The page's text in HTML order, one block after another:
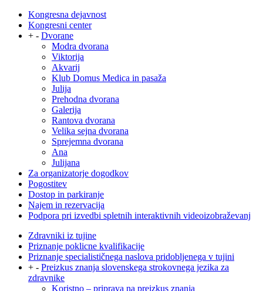
Kongresna dejavnost
Kongresni center
+ - Dvorane
Modra dvorana
Viktorija
Akvarij
Klub Domus Medica in pasaža
Julija
Prehodna dvorana
Galerija
Rantova dvorana
Velika sejna dvorana
Sprejemna dvorana
Ana
Julijana
Za organizatorje dogodkov
Pogostitev
Dostop in parkiranje
Najem in rezervacija
Podpora pri izvedbi spletnih interaktivnih videoizobraževanj
Zdravniki iz tujine
Priznanje poklicne kvalifikacije
Priznanje specialističnega naslova pridobljenega v tujini
+ - Preizkus znanja slovenskega strokovnega jezika za
zdravnike
Koristno – priprava na preizkus znanja